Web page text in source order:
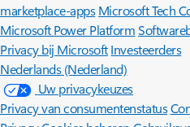
marketplace-apps Microsoft Tech
Microsoft Power Platform
Privacy bij MicrosoftInvesteerders
Nederlands (Nederland)
Uw privacykeuzes
Privacy van consumentenstatus